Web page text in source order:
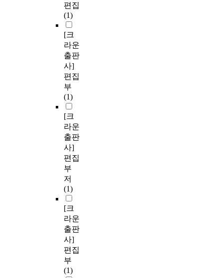
편집
(1)
[크
라운
출판
사]
편집
부
(1)
[크
라운
출판
사]
편집
부
저
(1)
[크
라운
출판
사]
편집
부
(1)